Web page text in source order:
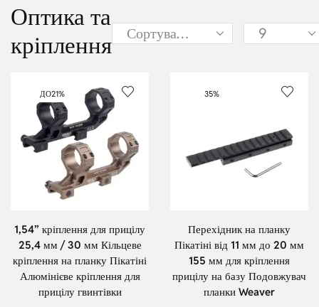
Оптика та
кріплення
ДО21%
1,54” кріплення для прицілу
25,4 мм / 30 мм Кільцеве
кріплення на планку Пікатіні
Алюмінієве кріплення для
прицілу гвинтівки
35%
Перехідник на планку
Пікатіні від 11 мм до 20 мм
155 мм для кріплення
прицілу на базу Подовжувач
планки Weaver